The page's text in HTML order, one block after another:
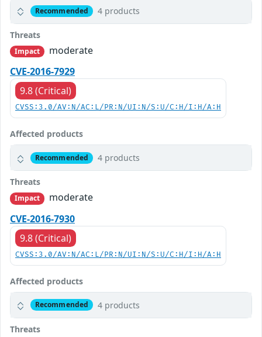
Recommended 4 products
Threats
Impact
moderate
CVE-2016-7929
9.8 (Critical)
CVSS:3.0/AV:N/AC:L/PR:N/UI:N/S:U/C:H/I:H/A:H
Affected products
Recommended 4 products
Threats
Impact
moderate
CVE-2016-7930
9.8 (Critical)
CVSS:3.0/AV:N/AC:L/PR:N/UI:N/S:U/C:H/I:H/A:H
Affected products
Recommended 4 products
Threats